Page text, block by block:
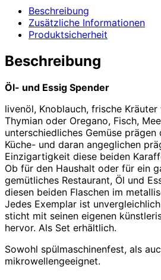
Menge
Beschreibung
Zusätzliche Informationen
Produktsicherheit
Beschreibung
Öl- und Essig Spender
livenöl, Knoblauch, frische Kräuter
Thymian oder Oregano, Fisch,
unterschiedliches Gemüse
Küche- und daran angeglichen
Einzigartigkeit diese beiden
Ob für den Haushalt oder für ein
gemütliches Restaurant, Öl und
diesen beiden Flaschen im
Jedes Exemplar ist
sticht mit seinen eigenen
hervor. Als Set erhältlich.
Sowohl spülmaschinenfest, als
mikrowellengeeignet.